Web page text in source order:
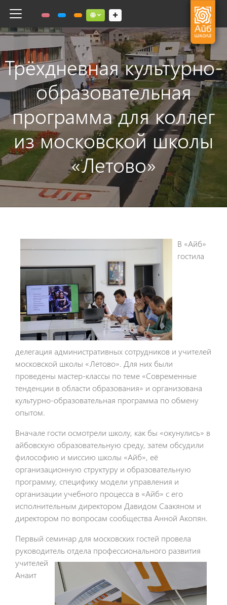
Toggle navigation Social links dropdown button
Трёхдневная культурно-
образовательная
программа для коллег
из московской школы
«Летово»
В «Айб»
гостила
делегация административных сотрудников и учителей
московской школы «Летово». Для них были
проведены мастер-классы по теме «Современные
тенденции в области образования» и организована
культурно-образовательная программа по обмену
опытом.
Вначале гости осмотрели школу, как бы «окунулись» в
айбовскую образовательную среду, затем обсудили
философию и миссию школы «Айб», её
организационную структуру и образовательную
программу, специфику модели управления и
организации учебного процесса в «Айб» с его
исполнительным директором Давидом Саакяном и
директором по вопросам сообщества Анной Акопян.
Первый семинар для московских гостей провела
руководитель отдела профессионального развития
учителей
Анаит